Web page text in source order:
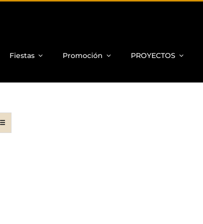
Fiestas Promoción PROYECTOS